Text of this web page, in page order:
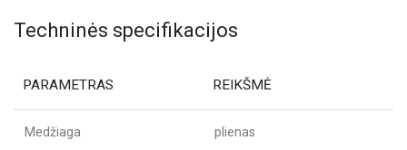
Techninės specifikacijos
PARAMETRAS REIKŠMĖ
Medžiaga plienas